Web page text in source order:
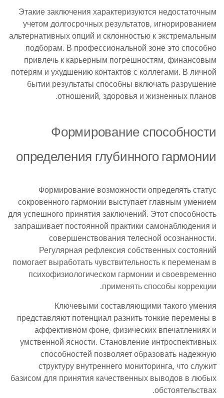
Этакие заключения характеризуются недостаточным
учетом долгосрочных результатов, игнорированием
альтернативных опций и склонностью к экстремальным
подборам. В профессиональной зоне это способно
привлечь к карьерным погрешностям, финансовым
потерям и ухудшению контактов с коллегами. В личной
бытии результаты способны включать разрушение
отношений, здоровья и жизненных планов.
Формирование способности
определения глубинного гармонии
Формирование возможности определять статус
сокровенного гармонии выступает главным умением
для успешного принятия заключений. Этот способность
запрашивает постоянной практики самонаблюдения и
совершенствования телесной осознанности.
Регулярная рефлексия собственных состояний
помогает выработать чувствительность к переменам в
психофизиологическом гармонии и своевременно
применять способы коррекции.
Ключевыми составляющими такого умения
представляют потенциал разнить тонкие перемены в
аффективном фоне, физических впечатлениях и
умственной ясности. Становление интроспективных
способностей позволяет образовать надежную
структуру внутреннего мониторинга, что служит
базисом для принятия качественных выводов в любых
обстоятельствах.